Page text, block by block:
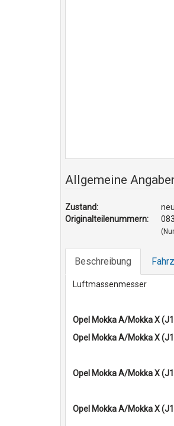
Allgemeine
Zustand:
Originalteilenummern:
Beschreibung
Luftmassenmesser
Opel Mokka A/Mokka X
Opel Mokka A/Mokka X
Opel Mokka A/Mokka X
Opel Mokka A/Mokka X